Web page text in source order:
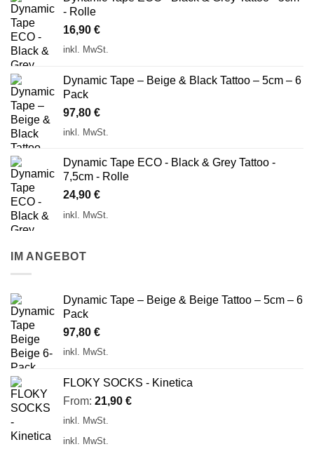
- Rolle
16,90 €
inkl. MwSt.
Dynamic Tape – Beige & Black Tattoo – 5cm – 6
Pack
97,80 €
inkl. MwSt.
Dynamic Tape ECO - Black & Grey Tattoo -
7,5cm - Rolle
24,90 €
inkl. MwSt.
IM ANGEBOT
Dynamic Tape – Beige & Beige Tattoo – 5cm – 6
Pack
97,80 €
inkl. MwSt.
FLOKY SOCKS - Kinetica
From: 21,90 €
inkl. MwSt.
inkl. MwSt.